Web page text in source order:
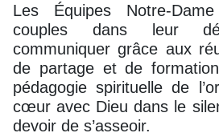
Les Équipes Notre-
couples dans leur
communiquer grâce aux
de partage et de
pédagogie spirituelle de
cœur avec Dieu dans le
devoir de s’asseoir.